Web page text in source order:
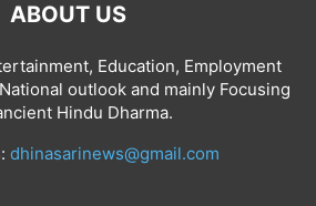
ABOUT US
Education, Employment
outlook and mainly Focusing
Hindu Dharma.
dhinasarinews@gmail.com